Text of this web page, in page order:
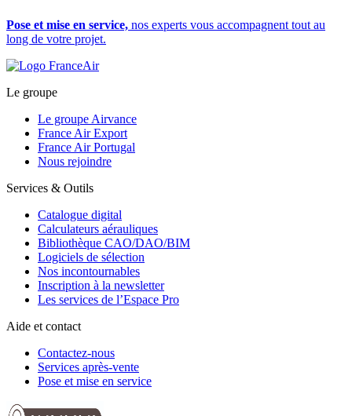
Pose et mise en service, nos experts vous accompagnent tout au
long de votre projet.
Le groupe
Le groupe Airvance
France Air Export
France Air Portugal
Nous rejoindre
Services & Outils
Catalogue digital
Calculateurs aérauliques
Bibliothèque CAO/DAO/BIM
Logiciels de sélection
Nos incontournables
Inscription à la newsletter
Les services de l’Espace Pro
Aide et contact
Contactez-nous
Services après-vente
Pose et mise en service